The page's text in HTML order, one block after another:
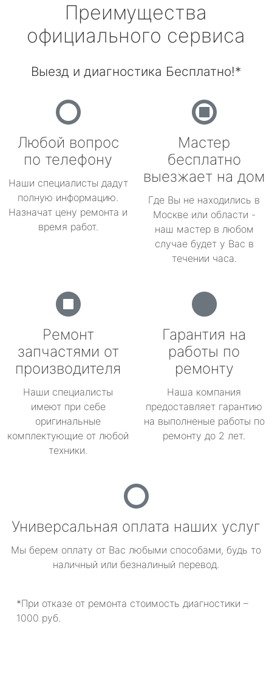
Преимущества
официального сервиса
Выезд и диагностика Бесплатно!*
Любой вопрос
по телефону
Наши специалисты дадут
полную информацию.
Назначат цену ремонта и
время работ.
Мастер
бесплатно
выезжает на дом
Где Вы не находились в
Москве или области -
наш мастер в любом
случае будет у Вас в
течении часа.
Ремонт
запчастями от
производителя
Наши специалисты
имеют при себе
оригинальные
комплектующие от любой
техники.
Гарантия на
работы по
ремонту
Наша компания
предоставляет гарантию
на выполненые работы по
ремонту до 2 лет.
Универсальная оплата наших услуг
Мы берем оплату от Вас любыми способами, будь то
наличный или безналиный перевод.
*При отказе от ремонта стоимость диагностики –
1000 руб.